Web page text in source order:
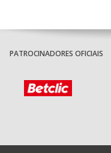
PATROCINADORES OFICIAIS